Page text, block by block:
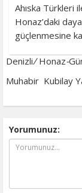
Ahıska Türkleri
Honaz’daki
güçlenmesine
Denizli/Honaz-
Muhabir Kubilay
Yorumunuz: